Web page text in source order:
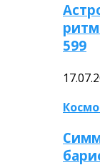
599